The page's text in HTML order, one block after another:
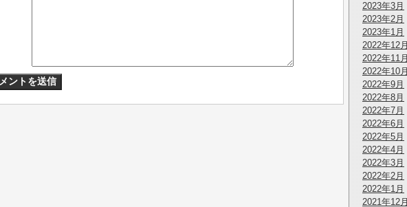
2023年3月
2023年2月
2023年1月
2022年12月
2022年11月
2022年10月
2022年9月
2022年8月
2022年7月
2022年6月
2022年5月
2022年4月
2022年3月
2022年2月
2022年1月
2021年12月